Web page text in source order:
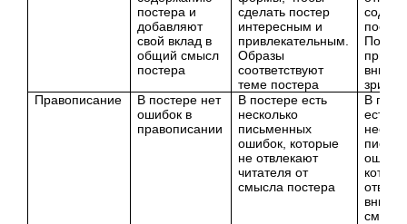
постера и
добавляют
свой вклад в
общий смысл
постера
сделать постер
интересным и
привлекательным.
Образы
соответствуют
теме постера
Правописание
В постере нет
ошибок в
правописании
В постере есть
несколько
письменных
ошибок, которые
не отвлекают
читателя от
смысла постера
В
есть